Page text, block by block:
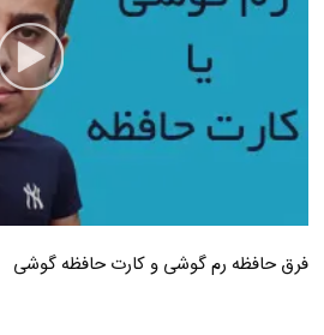
فرق حافظه رم گوشی و کارت حافظه گوشی